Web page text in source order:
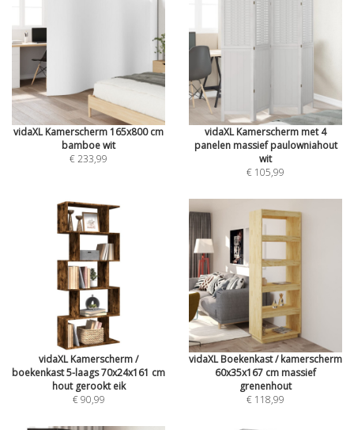
vidaXL Kamerscherm 165x800 cm
bamboe wit
€ 233,99
vidaXL Kamerscherm met 4
panelen massief paulowniahout
wit
€ 105,99
vidaXL Kamerscherm /
boekenkast 5-laags 70x24x161 cm
hout gerookt eik
€ 90,99
vidaXL Boekenkast / kamerscherm
60x35x167 cm massief
grenenhout
€ 118,99